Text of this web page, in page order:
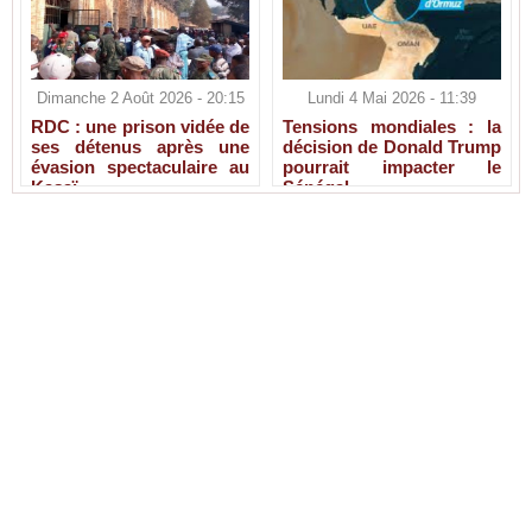
Dimanche 2 Août 2026 - 20:15
RDC : une prison vidée de
ses détenus après une
évasion spectaculaire au
Kasaï
Lundi 4 Mai 2026 - 11:39
Tensions mondiales : la
décision de Donald Trump
pourrait impacter le
Sénégal